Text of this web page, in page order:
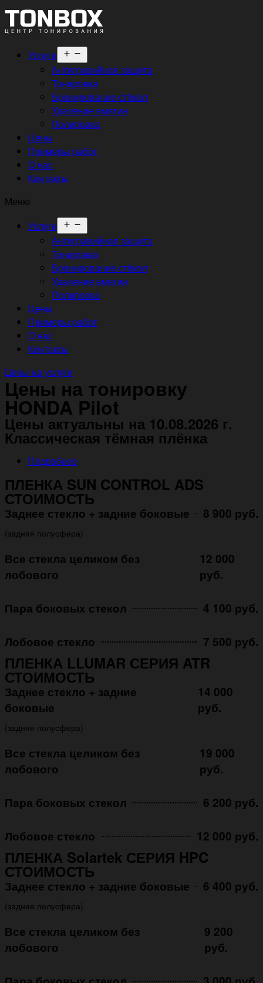
Услуги
меню
Антигравийная защита
Тонировка
Бронирование стёкол
Удаление вмятин
Полировка
Цены
Примеры работ
О нас
Контакты
Меню
Услуги
меню
Антигравийная защита
Тонировка
Бронирование стёкол
Удаление вмятин
Полировка
Цены
Примеры работ
О нас
Контакты
Цены на услуги
Цены на тонировку
HONDA Pilot
Цены актуальны на 10.08.2026 г.
Классическая тёмная плёнка
Подробнее
ПЛЕНКА SUN CONTROL ADS
СТОИМОСТЬ
Заднее стекло + задние боковые 8 900 руб.
(задняя полусфера)
Все стекла целиком без
лобового
12 000
руб.
Пара боковых стекол 4 100 руб.
Лобовое стекло 7 500 руб.
ПЛЕНКА LLUMAR СЕРИЯ ATR
СТОИМОСТЬ
Заднее стекло + задние
боковые
14 000
руб.
(задняя полусфера)
Все стекла целиком без
лобового
19 000
руб.
Пара боковых стекол 6 200 руб.
Лобовое стекло 12 000 руб.
ПЛЕНКА Solartek СЕРИЯ HPC
СТОИМОСТЬ
Заднее стекло + задние боковые 6 400 руб.
(задняя полусфера)
Все стекла целиком без
лобового
9 200
руб.